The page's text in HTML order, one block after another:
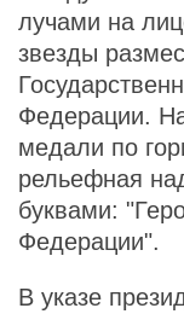
лучами на
звезды
Федерации.
медали по
рельефная
буквами:
Федерации".
В указе